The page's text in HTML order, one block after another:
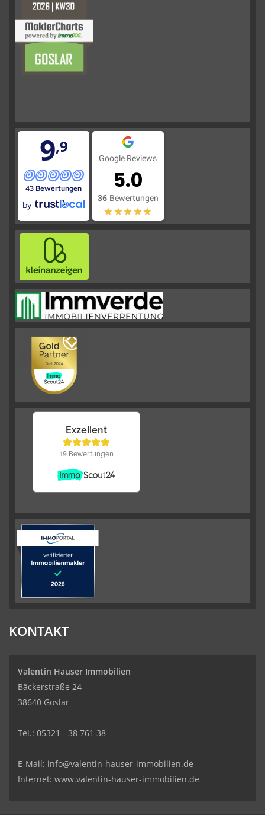
9,9
43 Bewertungen
by
Google Reviews
5.0
36 Bewertungen
KONTAKT
Valentin Hauser Immobilien
Bäckerstraße 24
38640 Goslar
Tel.: 05321 - 38 761 38
E-Mail: info@valentin-hauser-immobilien.de
Internet: www.valentin-hauser-immobilien.de